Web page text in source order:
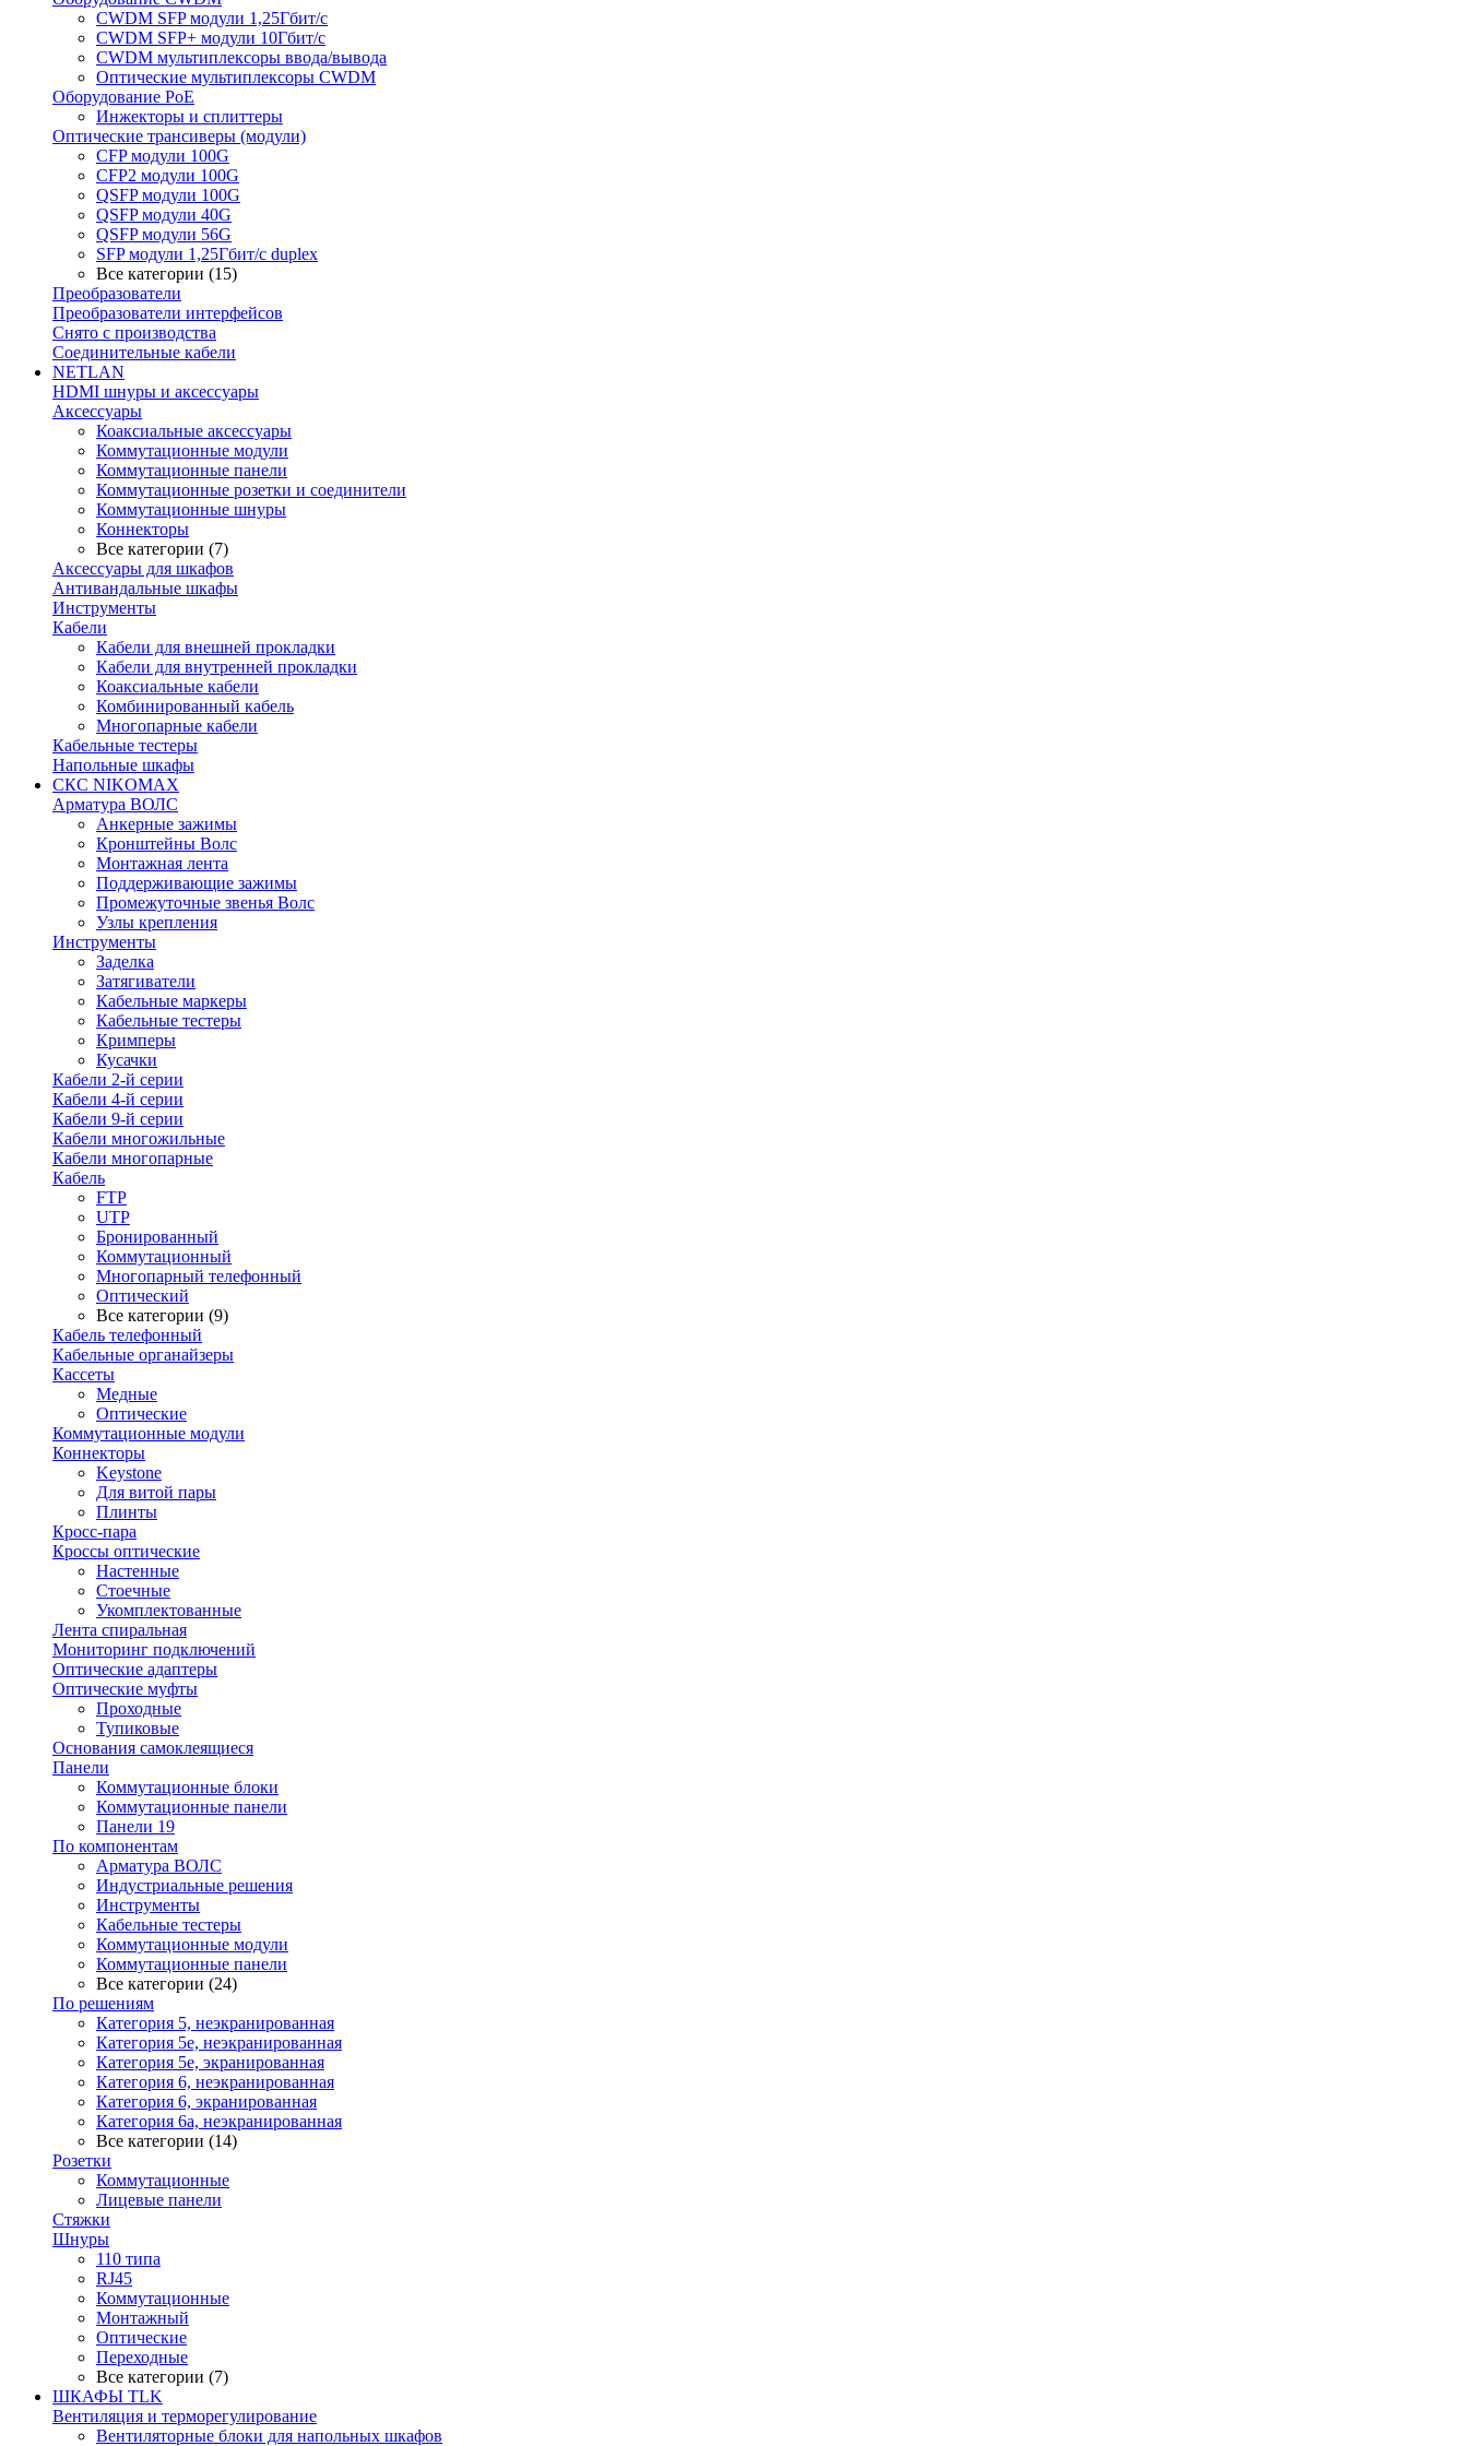
CWDM SFP модули 1,25Гбит/с
CWDM SFP+ модули 10Гбит/с
CWDM мультиплексоры ввода/вывода
Оптические мультиплексоры CWDM
Оборудование PoE
Инжекторы и сплиттеры
Оптические трансиверы (модули)
CFP модули 100G
CFP2 модули 100G
QSFP модули 100G
QSFP модули 40G
QSFP модули 56G
SFP модули 1,25Гбит/с duplex
Все категории (15)
Преобразователи
Преобразователи интерфейсов
Снято с производства
Соединительные кабели
NETLAN
HDMI шнуры и аксессуары
Аксессуары
Коаксиальные аксессуары
Коммутационные модули
Коммутационные панели
Коммутационные розетки и соединители
Коммутационные шнуры
Коннекторы
Все категории (7)
Аксессуары для шкафов
Антивандальные шкафы
Инструменты
Кабели
Кабели для внешней прокладки
Кабели для внутренней прокладки
Коаксиальные кабели
Комбинированный кабель
Многопарные кабели
Кабельные тестеры
Напольные шкафы
СКС NIKOMAX
Арматура ВОЛС
Анкерные зажимы
Кронштейны Волс
Монтажная лента
Поддерживающие зажимы
Промежуточные звенья Волс
Узлы крепления
Инструменты
Заделка
Затягиватели
Кабельные маркеры
Кабельные тестеры
Кримперы
Кусачки
Кабели 2-й серии
Кабели 4-й серии
Кабели 9-й серии
Кабели многожильные
Кабели многопарные
Кабель
FTP
UTP
Бронированный
Коммутационный
Многопарный телефонный
Оптический
Все категории (9)
Кабель телефонный
Кабельные органайзеры
Кассеты
Медные
Оптические
Коммутационные модули
Коннекторы
Keystone
Для витой пары
Плинты
Кросс-пара
Кроссы оптические
Настенные
Стоечные
Укомплектованные
Лента спиральная
Мониторинг подключений
Оптические адаптеры
Оптические муфты
Проходные
Тупиковые
Основания самоклеящиеся
Панели
Коммутационные блоки
Коммутационные панели
Панели 19
По компонентам
Арматура ВОЛС
Индустриальные решения
Инструменты
Кабельные тестеры
Коммутационные модули
Коммутационные панели
Все категории (24)
По решениям
Категория 5, неэкранированная
Категория 5е, неэкранированная
Категория 5е, экранированная
Категория 6, неэкранированная
Категория 6, экранированная
Категория 6а, неэкранированная
Все категории (14)
Розетки
Коммутационные
Лицевые панели
Стяжки
Шнуры
110 типа
RJ45
Коммутационные
Монтажный
Оптические
Переходные
Все категории (7)
ШКАФЫ TLK
Вентиляция и терморегулирование
Вентиляторные блоки для напольных шкафов